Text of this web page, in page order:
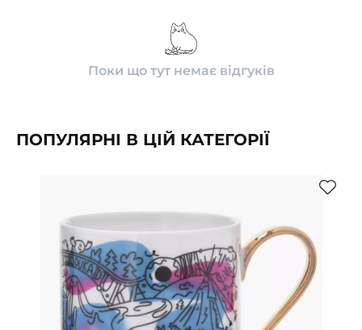
Поки що тут немає відгуків
ПОПУЛЯРНІ В ЦІЙ КАТЕГОРІЇ